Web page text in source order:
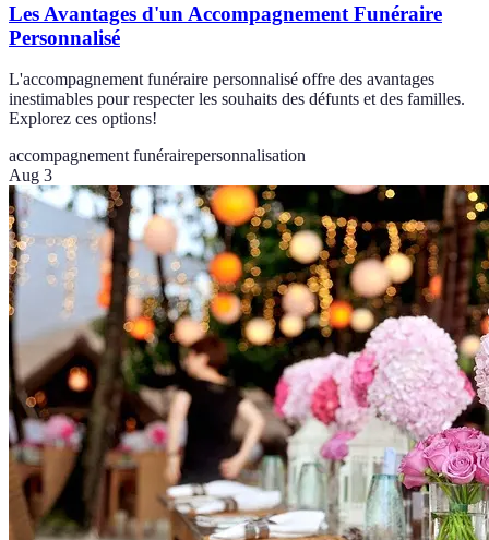
Les Avantages d'un Accompagnement Funéraire
Personnalisé
L'accompagnement funéraire personnalisé offre des avantages
inestimables pour respecter les souhaits des défunts et des familles.
Explorez ces options!
accompagnement funérairepersonnalisation
Aug 3